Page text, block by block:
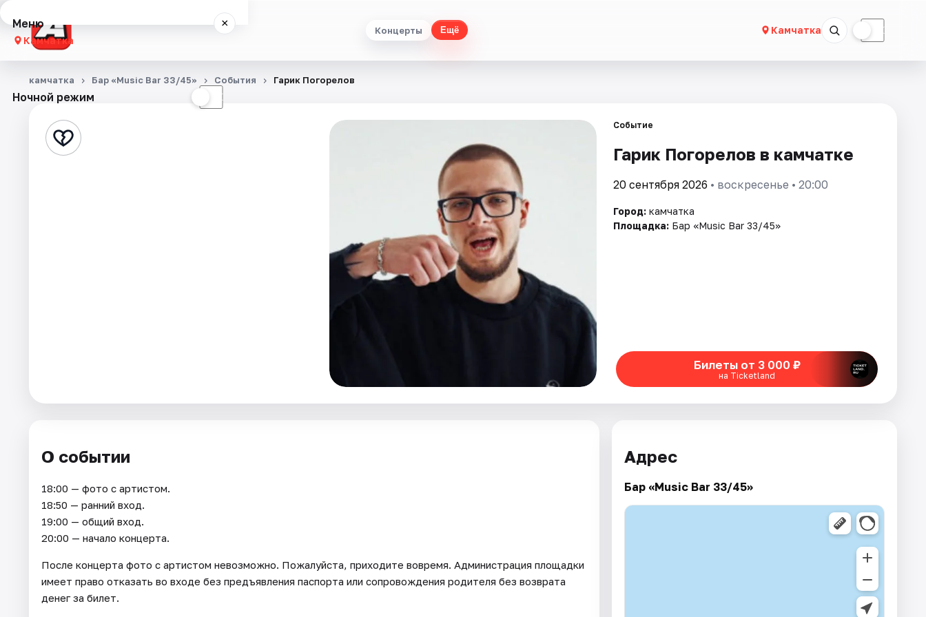
Концерты Ещё Камчатка ☾
Меню ×
Камчатка
Концерты
Ночной режим ☾
камчатка Бар «Music Bar 33/45» События Гарик Погорелов
Событие
Гарик Погорелов в камчатке
20 сентября 2026 • воскресенье • 20:00
Город: камчатка
Площадка: Бар «Music Bar 33/45»
Билеты от 3 000 ₽
на Ticketland
О событии
18:00 — фото с артистом.
18:50 — ранний вход.
19:00 — общий вход.
20:00 — начало концерта.
После концерта фото с артистом невозможно. Пожалуйста, приходите вовремя. Администрация площадки
имеет право отказать во входе без предъявления паспорта или сопровождения родителя без возврата
денег за билет.
Адрес
Бар «Music Bar 33/45»